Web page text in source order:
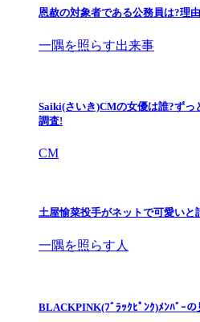
恩赦の対象者である公務員は?理
一隅を照らす出来事
Saiki(さいき)CMの女優は誰?ず
調査!
CM
土屋愉菜投手がネットで可愛いと
一隅を照らす人
BLACKPINK(ﾌﾞﾗｯｸﾋﾟﾝｸ)ﾒﾝﾊﾞｰ